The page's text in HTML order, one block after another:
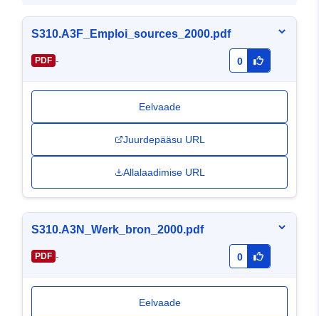
S310.A3F_Emploi_sources_2000.pdf
PDF - 0
Eelvaade
Juurdepääsu URL
Allalaadimise URL
S310.A3N_Werk_bron_2000.pdf
PDF - 0
Eelvaade